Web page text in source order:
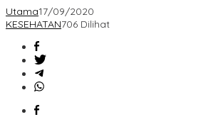
Utama17/09/2020
KESEHATAN706 Dilihat